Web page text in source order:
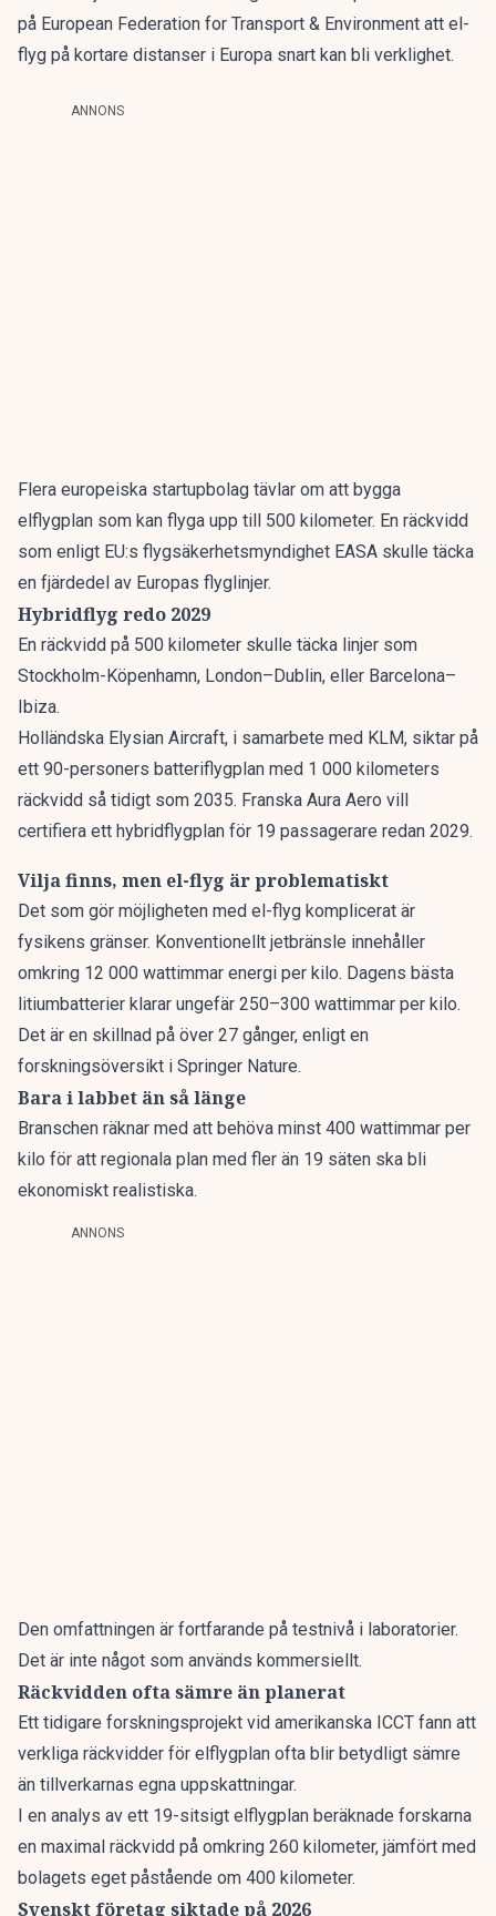
på European Federation for Transport & Environment att el-
flyg på kortare distanser i Europa snart kan bli verklighet.
ANNONS
Flera europeiska startupbolag tävlar om att bygga
elflygplan som kan flyga upp till 500 kilometer. En räckvidd
som enligt EU:s flygsäkerhetsmyndighet EASA skulle täcka
en fjärdedel av Europas flyglinjer.
Hybridflyg redo 2029
En räckvidd på 500 kilometer skulle täcka linjer som
Stockholm-Köpenhamn, London–Dublin, eller Barcelona–
Ibiza.
Holländska Elysian Aircraft, i samarbete med KLM, siktar på
ett 90-personers batteriflygplan med 1 000 kilometers
räckvidd så tidigt som 2035. Franska Aura Aero vill
certifiera ett hybridflygplan för 19 passagerare redan 2029.
Vilja finns, men el-flyg är problematiskt
Det som gör möjligheten med el-flyg komplicerat är
fysikens gränser. Konventionellt jetbränsle innehåller
omkring 12 000 wattimmar energi per kilo. Dagens bästa
litiumbatterier klarar ungefär 250–300 wattimmar per kilo.
Det är en skillnad på över 27 gånger, enligt en
forskningsöversikt i Springer Nature.
Bara i labbet än så länge
Branschen räknar med att behöva minst 400 wattimmar per
kilo för att regionala plan med fler än 19 säten ska bli
ekonomiskt realistiska.
ANNONS
Den omfattningen är fortfarande på testnivå i laboratorier.
Det är inte något som används kommersiellt.
Räckvidden ofta sämre än planerat
Ett tidigare forskningsprojekt vid amerikanska ICCT fann att
verkliga räckvidder för elflygplan ofta blir betydligt sämre
än tillverkarnas egna uppskattningar.
I en analys av ett 19-sitsigt elflygplan beräknade forskarna
en maximal räckvidd på omkring 260 kilometer, jämfört med
bolagets eget påstående om 400 kilometer.
Svenskt företag siktade på 2026